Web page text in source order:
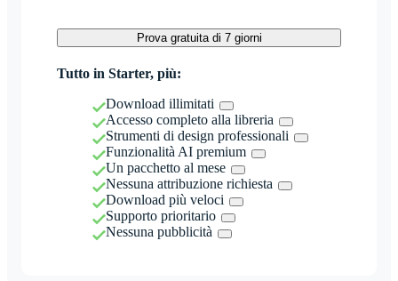
Prova gratuita di 7 giorni
Tutto in Starter, più:
Download illimitati
Accesso completo alla libreria
Strumenti di design professionali
Funzionalità AI premium
Un pacchetto al mese
Nessuna attribuzione richiesta
Download più veloci
Supporto prioritario
Nessuna pubblicità